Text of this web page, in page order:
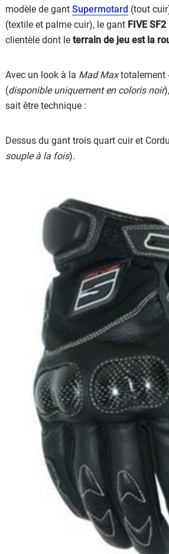
modèle de gant Supermotard (tout
(textile et palme cuir), le gant FIVE SF2
clientèle dont le terrain de jeu est la
Avec un look à la Mad Maxtotalement
(disponible uniquement en coloris noir
sait être technique :
Dessus du gant trois quart cuir et
souple à la fois).